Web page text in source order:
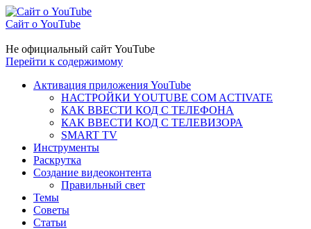
Сайт о YouTube
Не официальный сайт YouTube
Перейти к содержимому
Активация приложения YouTube
НАСТРОЙКИ YOUTUBE COM ACTIVATE
КАК ВВЕСТИ КОД С ТЕЛЕФОНА
КАК ВВЕСТИ КОД С ТЕЛЕВИЗОРА
SMART TV
Инструменты
Раскрутка
Создание видеоконтента
Правильный свет
Темы
Советы
Статьи